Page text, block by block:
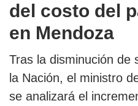
del costo del
en Mendoza
Tras la disminución de
la Nación, el ministro
se analizará el